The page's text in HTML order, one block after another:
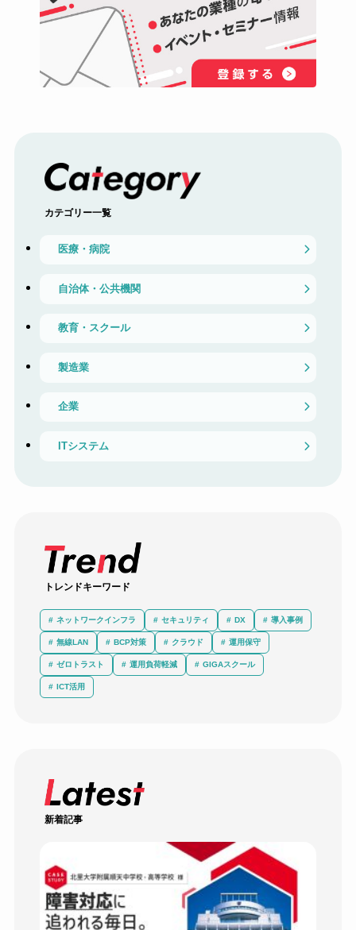
カテゴリー一覧
医療・病院
自治体・公共機関
教育・スクール
製造業
企業
ITシステム
トレンドキーワード
ネットワークインフラ セキュリティ DX 導入事例
無線LAN BCP対策 クラウド 運用保守
ゼロトラスト 運用負荷軽減 GIGAスクール
ICT活用
新着記事